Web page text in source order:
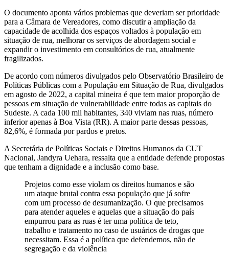
O documento aponta vários problemas que deveriam ser prioridade
para a Câmara de Vereadores, como discutir a ampliação da
capacidade de acolhida dos espaços voltados à população em
situação de rua, melhorar os serviços de abordagem social e
expandir o investimento em consultórios de rua, atualmente
fragilizados.
De acordo com números divulgados pelo Observatório Brasileiro de
Políticas Públicas com a População em Situação de Rua, divulgados
em agosto de 2022, a capital mineira é que tem maior proporção de
pessoas em situação de vulnerabilidade entre todas as capitais do
Sudeste. A cada 100 mil habitantes, 340 viviam nas ruas, número
inferior apenas à Boa Vista (RR). A maior parte dessas pessoas,
82,6%, é formada por pardos e pretos.
A Secretária de Políticas Sociais e Direitos Humanos da CUT
Nacional, Jandyra Uehara, ressalta que a entidade defende propostas
que tenham a dignidade e a inclusão como base.
Projetos como esse violam os direitos humanos e são
um ataque brutal contra essa população que já sofre
com um processo de desumanização. O que precisamos
para atender aqueles e aquelas que a situação do país
empurrou para as ruas é ter uma política de teto,
trabalho e tratamento no caso de usuários de drogas que
necessitam. Essa é a política que defendemos, não de
segregação e da violência